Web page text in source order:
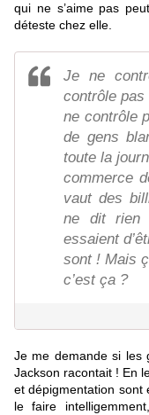
qui ne s’aime pas
déteste chez elle.
Je ne
contrôle pas
ne contrôle
de gens
toute la
commerce
vaut des
ne dit rien
essaient
sont ! Mais
c’est ça ?
Je me demande si les
Jackson racontait ! En
et dépigmentation sont
le faire